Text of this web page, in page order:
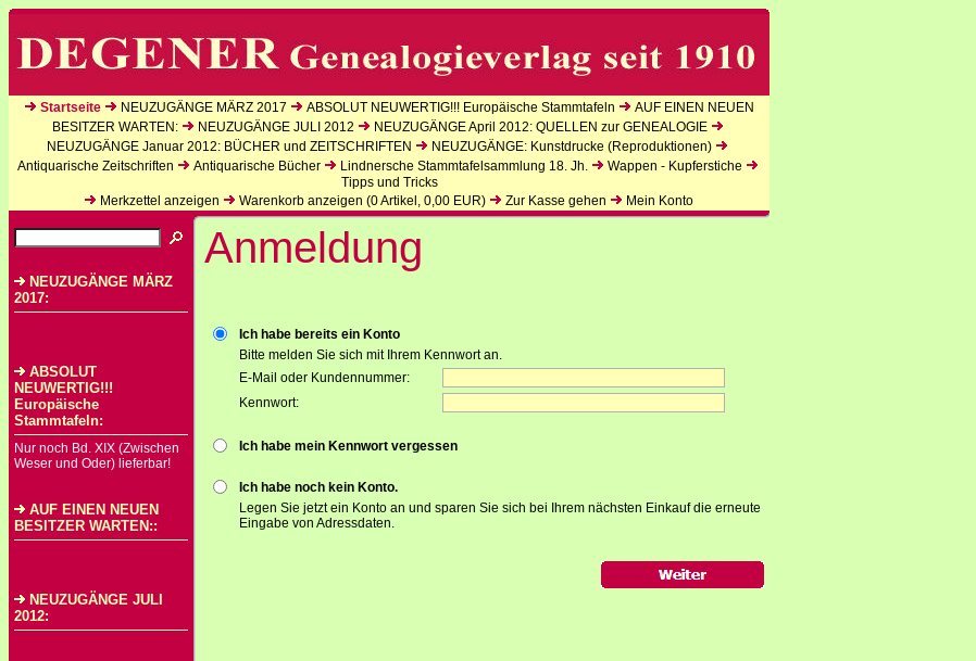
Startseite NEUZUGÄNGE MÄRZ 2017 ABSOLUT NEUWERTIG!!! Europäische Stammtafeln
AUF EINEN NEUEN
BESITZER WARTEN:
NEUZUGÄNGE JULI 2012
NEUZUGÄNGE April 2012: QUELLEN zur GENEALOGIE
NEUZUGÄNGE Januar 2012: BÜCHER und ZEITSCHRIFTEN
NEUZUGÄNGE: Kunstdrucke (Reproduktionen)
Antiquarische Zeitschriften
Antiquarische Bücher Lindnersche Stammtafelsammlung 18. Jh.
Wappen - Kupferstiche
Tipps und Tricks
Merkzettel anzeigen
Warenkorb anzeigen (0Artikel, 0,00 EUR) Zur Kasse gehen Mein Konto
NEUZUGÄNGE MÄRZ
2017:
ABSOLUT
NEUWERTIG!!!
Europäische
Stammtafeln:
Nur noch Bd. XIX (Zwischen
Weser und Oder) lieferbar!
AUF EINEN NEUEN
BESITZER WARTEN::
NEUZUGÄNGE JULI
2012:
Anmeldung
Ich habe bereits ein Konto
Bitte melden Sie sich mit Ihrem Kennwort an.
E-Mail oder Kundennummer:
Kennwort:
Ich habe mein Kennwort vergessen
Ich habe noch kein Konto.
Legen Sie jetzt ein Konto an und sparen Sie sich bei Ihrem nächsten Einkauf die erneute
Eingabe von Adressdaten.